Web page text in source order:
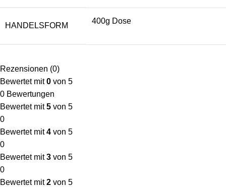
HANDELSFORM
400g Dose
Rezensionen (0)
Bewertet mit0 von 5
0 Bewertungen
Bewertet mit5 von 5
0
Bewertet mit4 von 5
0
Bewertet mit3 von 5
0
Bewertet mit2 von 5